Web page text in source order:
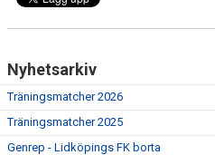
Nyhetsarkiv
Träningsmatcher 2026
Träningsmatcher 2025
Genrep - Lidköpings FK borta